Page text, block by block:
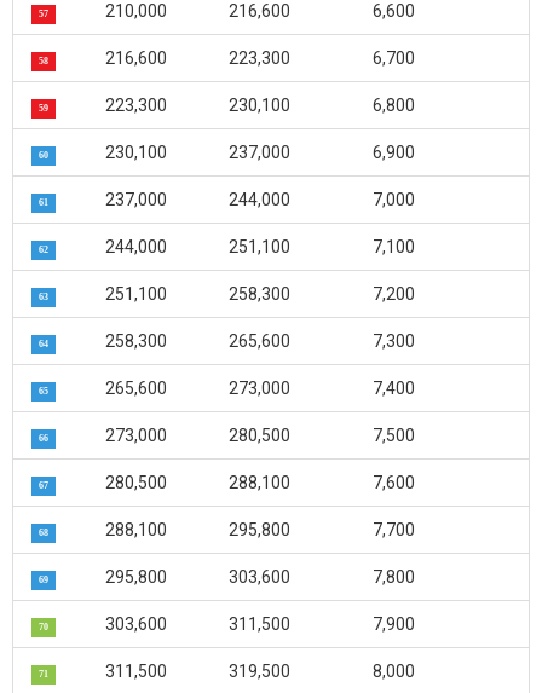
57 210,000 216,600 6,600
58 216,600 223,300 6,700
59 223,300 230,100 6,800
60 230,100 237,000 6,900
61 237,000 244,000 7,000
62 244,000 251,100 7,100
63 251,100 258,300 7,200
64 258,300 265,600 7,300
65 265,600 273,000 7,400
66 273,000 280,500 7,500
67 280,500 288,100 7,600
68 288,100 295,800 7,700
69 295,800 303,600 7,800
70 303,600 311,500 7,900
71 311,500 319,500 8,000